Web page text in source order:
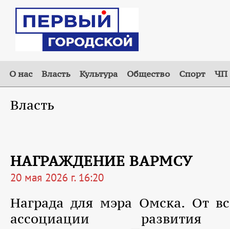
О нас Власть Культура Общество Спорт ЧП
Власть
НАГРАЖДЕНИЕ ВАРМСУ
20 мая 2026 г. 16:20
Награда для мэра Омска. От
ассоциации развития